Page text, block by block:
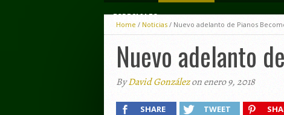
ESPECIALES
Home / Noticias / Nuevo adelanto de Pianos
Nuevo adelanto
ByDavid Gonzálezon enero 9, 2018
SHARE TWEET